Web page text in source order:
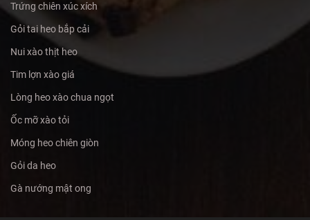
Trứng chiên xúc xích
Gỏi tai heo bắp cải
Nui xào thịt heo
Tim lợn xào giá
Lòng heo xào chua ngọt
Ốc mỡ xào tỏi
Móng heo chiên giòn
Gỏi da heo
Gà nướng mật ong